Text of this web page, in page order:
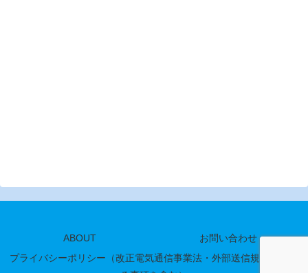
ABOUT
お問い合わせ
プライバシーポリシー（改正電気通信事業法・外部送信規律に関す